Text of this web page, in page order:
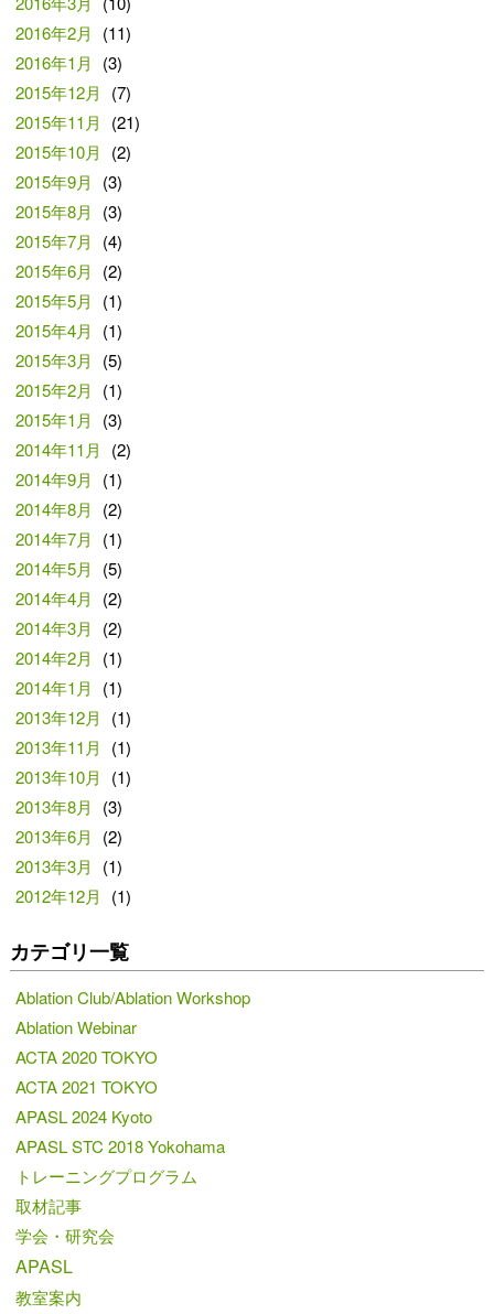
2016年2月
(11)
2016年1月
(3)
2015年12月
(7)
2015年11月
(21)
2015年10月
(2)
2015年9月
(3)
2015年8月
(3)
2015年7月
(4)
2015年6月
(2)
2015年5月
(1)
2015年4月
(1)
2015年3月
(5)
2015年2月
(1)
2015年1月
(3)
2014年11月
(2)
2014年9月
(1)
2014年8月
(2)
2014年7月
(1)
2014年5月
(5)
2014年4月
(2)
2014年3月
(2)
2014年2月
(1)
2014年1月
(1)
2013年12月
(1)
2013年11月
(1)
2013年10月
(1)
2013年8月
(3)
2013年6月
(2)
2013年3月
(1)
2012年12月
(1)
カテゴリ一覧
Ablation Club/Ablation Workshop
Ablation Webinar
ACTA 2020 TOKYO
ACTA 2021 TOKYO
APASL 2024 Kyoto
APASL STC 2018 Yokohama
トレーニングプログラム
取材記事
学会・研究会
APASL
教室案内